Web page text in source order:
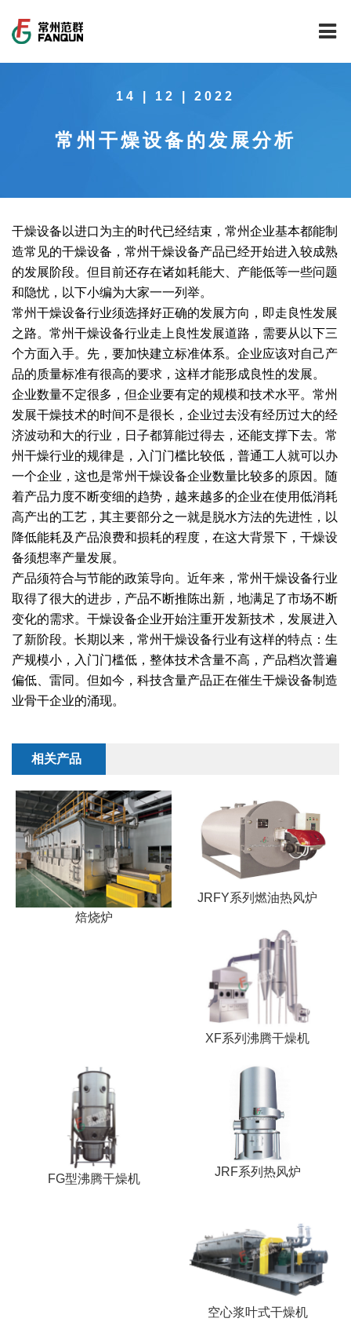
公司荣誉
范群文化
公司大事记
载体催化剂全自动生产线系列
回转圆筒干燥焙烧系列
气流干燥系列
喷雾干燥机系列
带式干燥焙烧系列
真空干燥系列
圆盘干燥机系列
桨叶式干燥系列
载体干燥系列
滚筒干燥系列
沸腾干燥系列
烘箱干燥系列
管束干燥系列
干燥配套装置
新能源新材料行业
制药行业
食品行业
环保行业
化工行业
技术中心
工程实验室
工程技术中心
质量监督技术中心
新闻中心
范群新闻
行业新闻
技术专栏
服务中心
常见问题
社会责任
全球契约组织成员
公共责任
节能环保
公益支持
社会责任报告
社会责任
绿色发展
绿色工厂
绿色供应链
人才招聘
联系我们
联系我们
14 | 12 | 2022
常州干燥设备的发展分析
干燥设备以进口为主的时代已经结束，常州企业基本都能制
造常见的干燥设备，常州干燥设备产品已经开始进入较成熟
的发展阶段。但目前还存在诸如耗能大、产能低等一些问题
和隐忧，以下小编为大家一一列举。
常州干燥设备行业须选择好正确的发展方向，即走良性发展
之路。常州干燥设备行业走上良性发展道路，需要从以下三
个方面入手。先，要加快建立标准体系。企业应该对自己产
品的质量标准有很高的要求，这样才能形成良性的发展。
企业数量不定很多，但企业要有定的规模和技术水平。常州
发展干燥技术的时间不是很长，企业过去没有经历过大的经
济波动和大的行业，日子都算能过得去，还能支撑下去。常
州干燥行业的规律是，入门门槛比较低，普通工人就可以办
一个企业，这也是常州干燥设备企业数量比较多的原因。随
着产品力度不断变细的趋势，越来越多的企业在使用低消耗
高产出的工艺，其主要部分之一就是脱水方法的先进性，以
降低能耗及产品浪费和损耗的程度，在这大背景下，干燥设
备须想率产量发展。
产品须符合与节能的政策导向。近年来，常州干燥设备行业
取得了很大的进步，产品不断推陈出新，地满足了市场不断
变化的需求。干燥设备企业开始注重开发新技术，发展进入
了新阶段。长期以来，常州干燥设备行业有这样的特点：生
产规模小，入门门槛低，整体技术含量不高，产品档次普遍
偏低、雷同。但如今，科技含量产品正在催生干燥设备制造
业骨干企业的涌现。
相关产品
焙烧炉
JRFY系列燃油热风炉
XF系列沸腾干燥机
FG型沸腾干燥机 JRF系列热风炉
空心浆叶式干燥机